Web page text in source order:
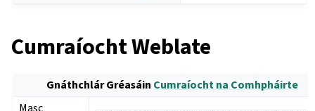
Cumraíocht Weblate
Gnáthchlár Gréasáin Cumraíocht na Comhpháirte
Masc